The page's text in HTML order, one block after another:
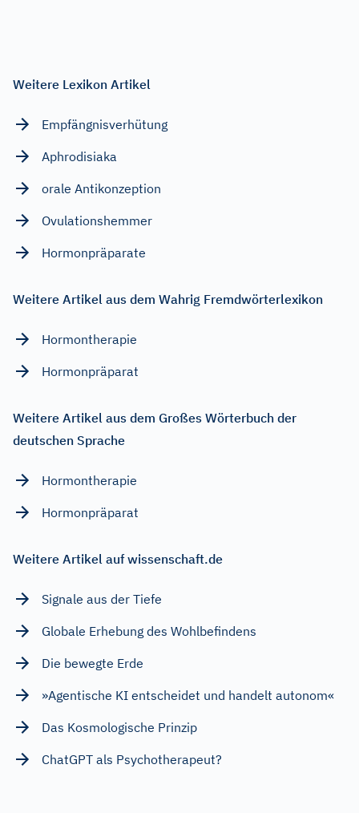
Weitere Lexikon Artikel
Empfängnisverhütung
Aphrodisiaka
orale Antikonzeption
Ovulationshemmer
Hormonpräparate
Weitere Artikel aus dem Wahrig Fremdwörterlexikon
Hormontherapie
Hormonpräparat
Weitere Artikel aus dem Großes Wörterbuch der
deutschen Sprache
Hormontherapie
Hormonpräparat
Weitere Artikel auf wissenschaft.de
Signale aus der Tiefe
Globale Erhebung des Wohlbefindens
Die bewegte Erde
»Agentische KI entscheidet und handelt autonom«
Das Kosmologische Prinzip
ChatGPT als Psychotherapeut?